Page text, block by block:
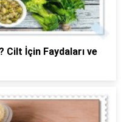
Cilt İçin Faydaları ve